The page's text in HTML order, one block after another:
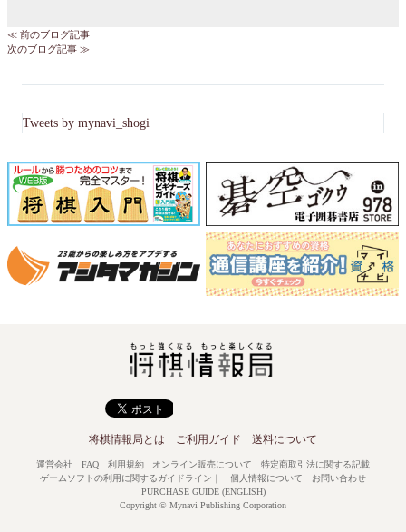
≪ 前のブログ記事
次のブログ記事 ≫
Tweets by mynavi_shogi
将棋情報局とは ご利用ガイド 送料について
運営会社 FAQ 利用規約 オンライン販売について
特定商取引法に関する記載
ゲームソフトの利用に関するガイドライン ｜ 個人情報について
お問い合わせ
PURCHASE GUIDE (ENGLISH)
Copyright © Mynavi Publishing Corporation